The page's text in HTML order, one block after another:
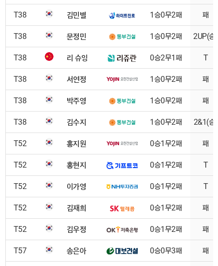
T38 김민별 1승0무2패 패
T38 문정민 1승0무2패 2UP(승)
T38 리 슈잉 0승2무1패 T
T38 서연정 1승0무2패 패
T38 박주영 1승0무2패 패
T38 김수지 1승0무2패 2&1(승)
T52 홍지원 0승1무2패 패
T52 홍현지 0승1무2패 T
T52 이가영 0승1무2패 T
T52 김재희 0승1무2패 패
T52 김우정 0승1무2패 패
T57 송은아 0승0무3패 패